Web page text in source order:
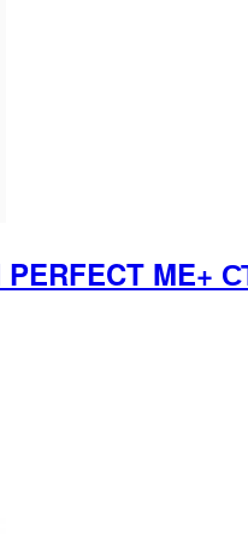
PERFECT